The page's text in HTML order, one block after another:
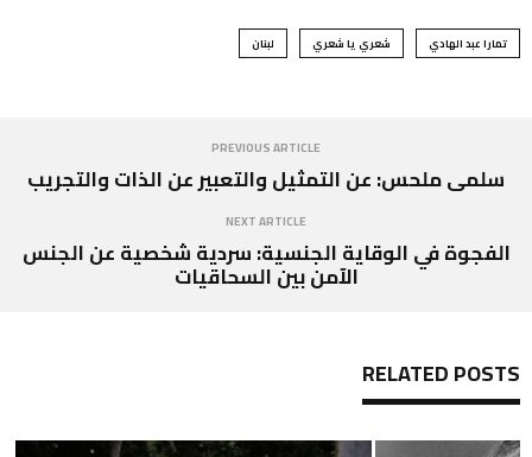
تمارا عبد الهادي شعري يا شعري لبنان
PREVIOUS ARTICLE
سلمى ملحس: عن التمثيل والتعبير عن الذات والتجريب
NEXT ARTICLE
الفجوة في الوقاية الجنسية: سردية شخصية عن الجنس
الآمن بين السحاقيات
RELATED POSTS